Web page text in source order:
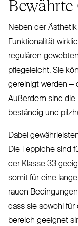
Neben der
Funk­tio­nalität
regulären
pfle­geleicht. Sie
gereinigt werden –
Außerdem sind die
beständig und
Dabei
Die Teppiche sind
der Klasse 33
somit für eine
rauen
dass sie sowohl
bereich geeignet